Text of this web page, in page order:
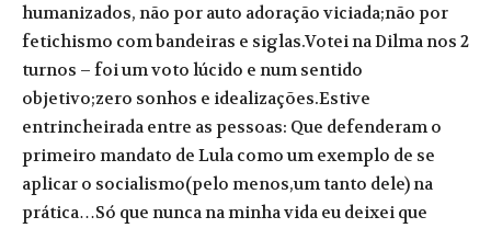
humanizados, não por auto adoração viciada;não por
fetichismo com bandeiras e siglas.Votei na Dilma nos 2
turnos – foi um voto lúcido e num sentido
objetivo;zero sonhos e idealizações.Estive
entrincheirada entre as pessoas: Que defenderam o
primeiro mandato de Lula como um exemplo de se
aplicar o socialismo(pelo menos,um tanto dele) na
prática…Só que nunca na minha vida eu deixei que